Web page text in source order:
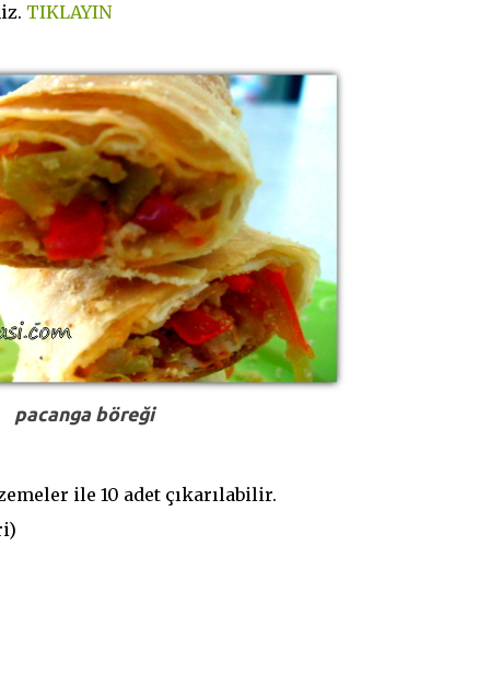
TIKLAYIN
pacanga böreği
ile 10 adet çıkarılabilir.